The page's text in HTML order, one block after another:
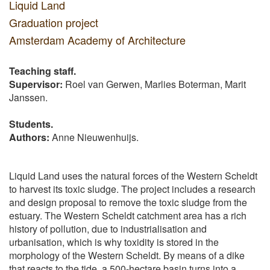
Liquid Land
Graduation project
Amsterdam Academy of Architecture
Teaching staff.
Supervisor: Roel van Gerwen, Marlies Boterman, Marit
Janssen.
Students.
Authors: Anne Nieuwenhuijs.
Liquid Land uses the natural forces of the Western Scheldt
to harvest its toxic sludge. The project includes a research
and design proposal to remove the toxic sludge from the
estuary. The Western Scheldt catchment area has a rich
history of pollution, due to industrialisation and
urbanisation, which is why toxidity is stored in the
morphology of the Western Scheldt. By means of a dike